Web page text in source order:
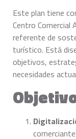
Este plan tiene
Centro Comercial
referente de
turístico. Está
objetivos,
necesidades